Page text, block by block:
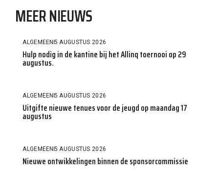
MEER NIEUWS
ALGEMEEN5 AUGUSTUS 2026
Hulp nodig in de kantine bij het Allinq toernooi op 29
augustus.
ALGEMEEN5 AUGUSTUS 2026
Uitgifte nieuwe tenues voor de jeugd op maandag 17
augustus
ALGEMEEN5 AUGUSTUS 2026
Nieuwe ontwikkelingen binnen de sponsorcommissie